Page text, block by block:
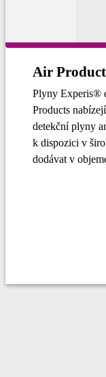
Air
Plyny Experis®
Products
detekční plyny
k dispozici v
dodávat v